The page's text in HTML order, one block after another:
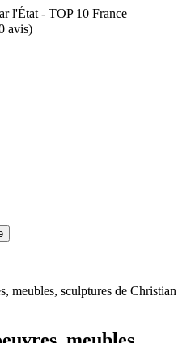
l'État - TOP 10 France
avis)
meubles, sculptures de Christian